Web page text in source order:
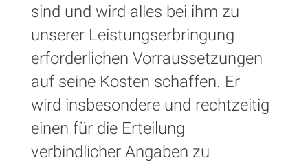
sind und wird alles bei ihm zu
unserer Leistungserbringung
erforderlichen Vorraussetzungen
auf seine Kosten schaffen. Er
wird insbesondere und rechtzeitig
einen für die Erteilung
verbindlicher Angaben zu